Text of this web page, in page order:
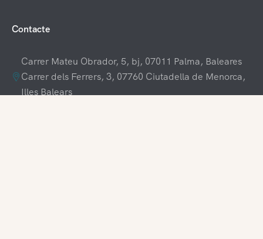
Contacte
Carrer Mateu Obrador, 5, bj, 07011 Palma, Baleares
Carrer dels Ferrers, 3, 07760 Ciutadella de Menorca,
Illes Balears